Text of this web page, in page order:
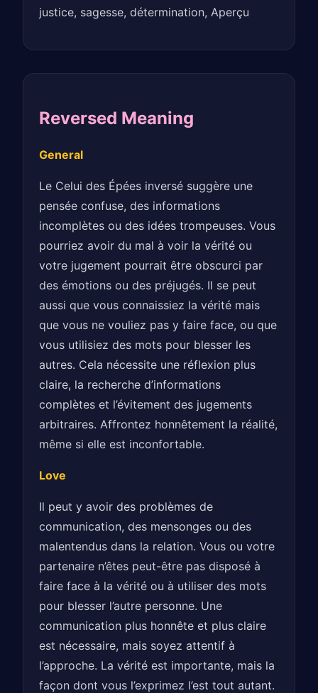
justice, sagesse, détermination, Aperçu
Reversed Meaning
General
Le Celui des Épées inversé suggère une
pensée confuse, des informations
incomplètes ou des idées trompeuses. Vous
pourriez avoir du mal à voir la vérité ou
votre jugement pourrait être obscurci par
des émotions ou des préjugés. Il se peut
aussi que vous connaissiez la vérité mais
que vous ne vouliez pas y faire face, ou que
vous utilisiez des mots pour blesser les
autres. Cela nécessite une réflexion plus
claire, la recherche d’informations
complètes et l’évitement des jugements
arbitraires. Affrontez honnêtement la réalité,
même si elle est inconfortable.
Love
Il peut y avoir des problèmes de
communication, des mensonges ou des
malentendus dans la relation. Vous ou votre
partenaire n’êtes peut-être pas disposé à
faire face à la vérité ou à utiliser des mots
pour blesser l’autre personne. Une
communication plus honnête et plus claire
est nécessaire, mais soyez attentif à
l’approche. La vérité est importante, mais la
façon dont vous l’exprimez l’est tout autant.